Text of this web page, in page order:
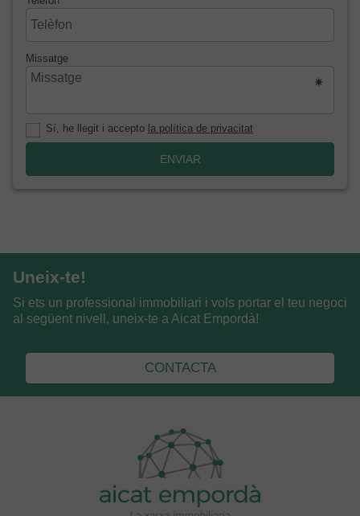
Missatge
Sí, he llegit i accepto la política de privacitat
ENVIAR
Uneix-te!
Si ets un professional immobiliari i vols portar el teu negoci
al següent nivell, uneix-te a Aicat Empordà!
CONTACTA